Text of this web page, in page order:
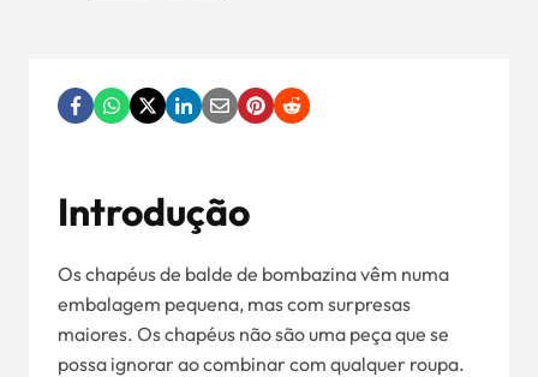
Introdução
Os chapéus de balde de bombazina vêm numa
embalagem pequena, mas com surpresas
maiores. Os chapéus não são uma peça que se
possa ignorar ao combinar com qualquer roupa.